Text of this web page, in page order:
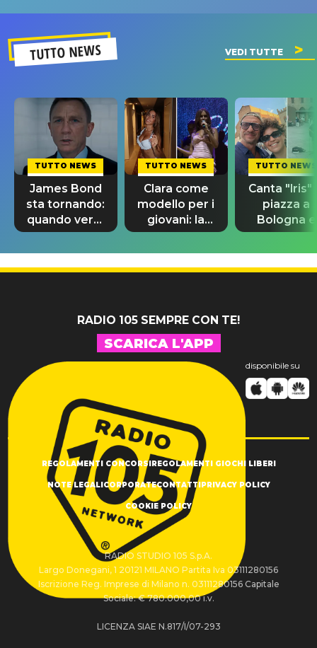
TUTTO NEWS VEDI TUTTE
TUTTO NEWS
James Bond
sta tornando:
quando verrà
svelato il
nuovo 007
TUTTO NEWS
Clara come
modello per i
giovani: la
dedica
dell'ex
professore
TUTTO NEWS
Canta "Iris"
piazza a
Bologna e
spunta
Antonacci
RADIO 105 SEMPRE CON TE!
SCARICA L'APP
disponibile su
REGOLAMENTI CONCORSIREGOLAMENTI GIOCHI LIBERI
NOTE LEGALICORPORATECONTATTIPRIVACY POLICY
COOKIE POLICY
RADIO STUDIO 105 S.p.A.
Largo Donegani, 1 20121 MILANO Partita Iva 03111280156
Iscrizione Reg. Imprese di Milano n. 03111280156 Capitale
Sociale: € 780.000,00 i.v.
LICENZA SIAE N.817/I/07-293